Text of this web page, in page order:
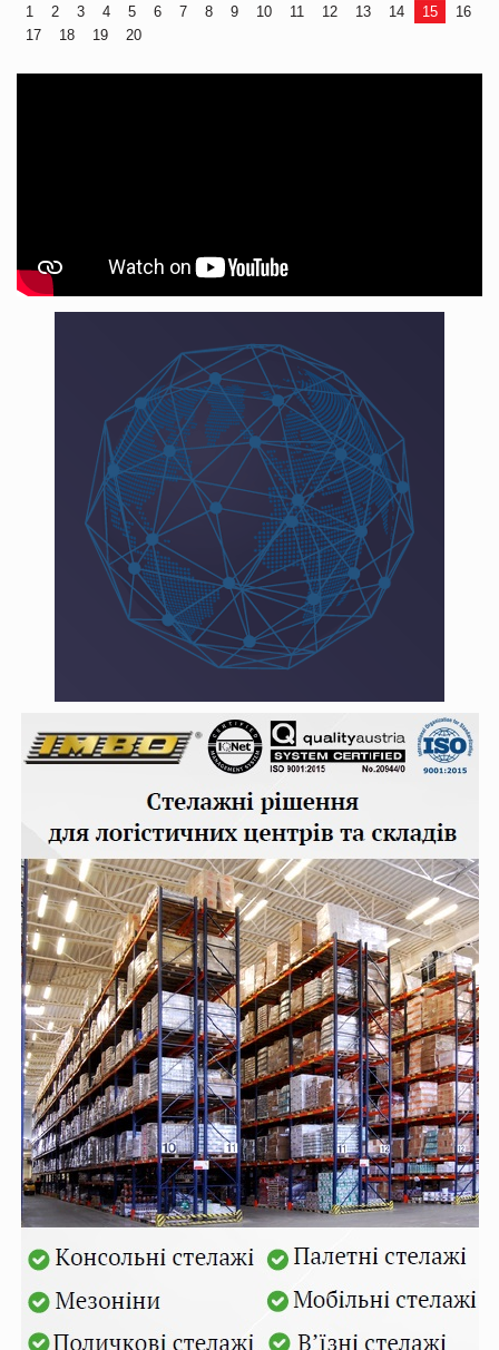
1 2 3 4 5 6 7 8 9 10 11 12 13 14 15
16
17
18 19 20